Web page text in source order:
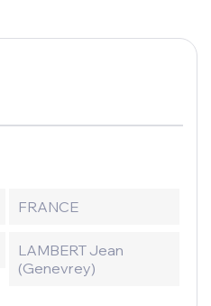
FRANCE
LAMBERT Jean
(Genevrey)